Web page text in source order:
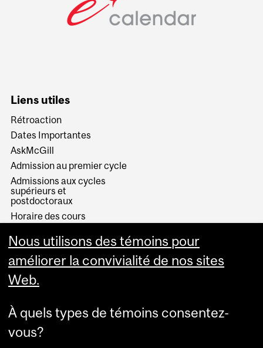
Liens utiles
Rétroaction
Dates Importantes
AskMcGill
Admission au premier cycle
Admissions aux cycles
supérieurs et
postdoctoraux
Horaire des cours
Services aux étudiants
Nous utilisons des témoins pour
améliorer la convivialité de nos sites
Web.
À quels types de témoins consentez-
vous?